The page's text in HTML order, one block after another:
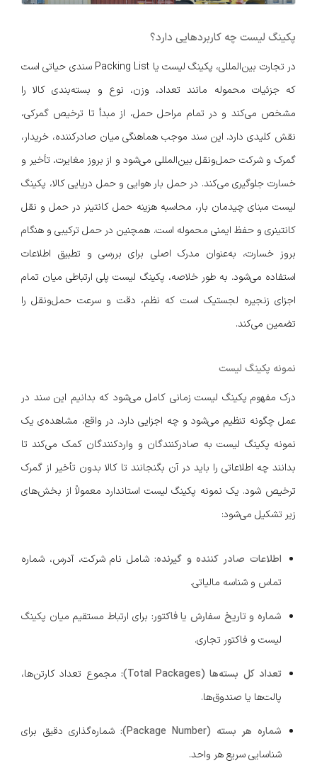
پکینگ لیست چه کاربردهایی دارد؟
در تجارت بین‌المللی، پکینگ لیست یا Packing List سندی حیاتی است
که جزئیات محموله مانند تعداد، وزن، نوع و بسته‌بندی کالا را
مشخص می‌کند و در تمام مراحل حمل، از مبدأ تا ترخیص گمرکی،
نقش کلیدی دارد. این سند موجب هماهنگی میان صادرکننده، خریدار،
گمرک و شرکت حمل‌ونقل بین‌المللی می‌شود و از بروز مغایرت، تأخیر و
خسارت جلوگیری می‌کند. در حمل بار هوایی و حمل دریایی کالا، پکینگ
لیست مبنای چیدمان بار، محاسبه هزینه حمل کانتینر در حمل و نقل
کانتینری و حفظ ایمنی محموله است. همچنین در حمل ترکیبی و هنگام
بروز خسارت، به‌عنوان مدرک اصلی برای بررسی و تطبیق اطلاعات
استفاده می‌شود. به طور خلاصه، پکینگ لیست پلی ارتباطی میان تمام
اجزای زنجیره لجستیک است که نظم، دقت و سرعت حمل‌ونقل را
تضمین می‌کند.
نمونه پکینگ لیست
درک مفهوم پکینگ لیست زمانی کامل می‌شود که بدانیم این سند در
عمل چگونه تنظیم می‌شود و چه اجزایی دارد. در واقع، مشاهده‌ی یک
نمونه پکینگ لیست به صادرکنندگان و واردکنندگان کمک می‌کند تا
بدانند چه اطلاعاتی را باید در آن بگنجانند تا کالا بدون تأخیر از گمرک
ترخیص شود. یک نمونه پکینگ لیست استاندارد معمولاً از بخش‌های
زیر تشکیل می‌شود:
اطلاعات صادر کننده و گیرنده: شامل نام شرکت، آدرس، شماره
تماس و شناسه مالیاتی.
شماره و تاریخ سفارش یا فاکتور: برای ارتباط مستقیم میان پکینگ
لیست و فاکتور تجاری.
تعداد کل بسته‌ها (Total Packages):
مجموع تعداد کارتن‌ها،
پالت‌ها یا صندوق‌ها.
شماره هر بسته (Package Number):
شماره‌گذاری دقیق برای
شناسایی سریع هر واحد.